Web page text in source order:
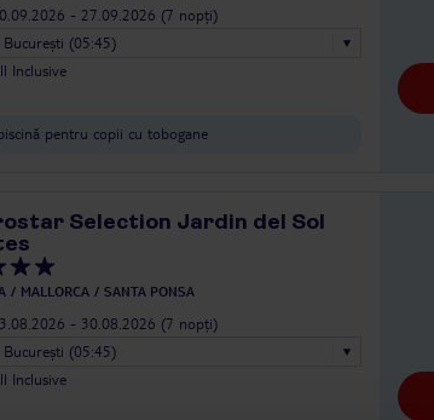
- 27.09.2026 (7 nopți)
Bucureşti (05:45)
Inclusive
pentru copii cu tobogane
Selection Jardin del Sol
MALLORCA SANTA PONSA
- 30.08.2026 (7 nopți)
Bucureşti (05:45)
Inclusive